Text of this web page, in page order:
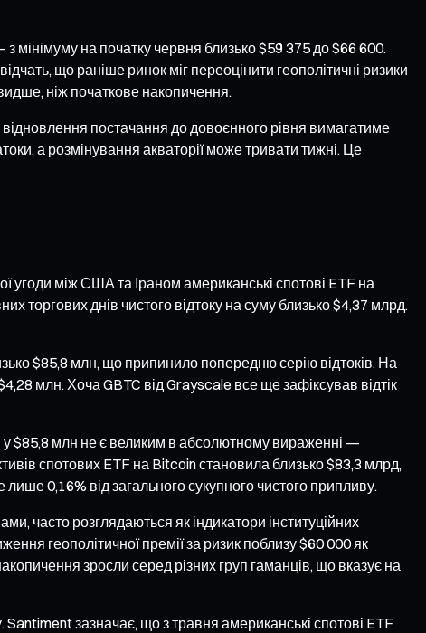
мінімуму на початку червня близько $59 375 до $66 600.
що раніше ринок міг переоцінити геополітичні ризики
ніж початкове накопичення.
постачання до довоєнного рівня вимагатиме
а розмінування акваторії може тривати тижні. Це
угоди між США та Іраном американські спотові ETF на
торгових днів чистого відтоку на суму близько $4,37 млрд.
$85,8 млн, що припинило попередню серію відтоків. На
млн. Хоча GBTC від Grayscale все ще зафіксував відтік
у $85,8 млн не є великим в абсолютному вираженні —
спотових ETF на Bitcoin становила близько $83,3 млрд,
0,16% від загального сукупного чистого припливу.
часто розглядаються як індикатори інституційних
геополітичної премії за ризик поблизу $60 000 як
зросли серед різних груп гаманців, що вказує на
зазначає, що з травня американські спотові ETF